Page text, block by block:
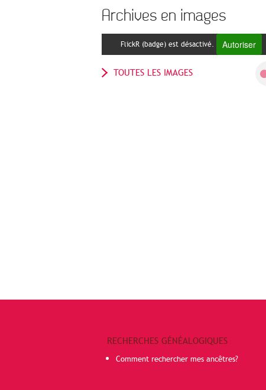
Archives en images
FlickR (badge) est désactivé. Autoriser
TOUTES LES IMAGES
RECHERCHES GÉNÉALOGIQUES
Comment rechercher mes ancêtres?